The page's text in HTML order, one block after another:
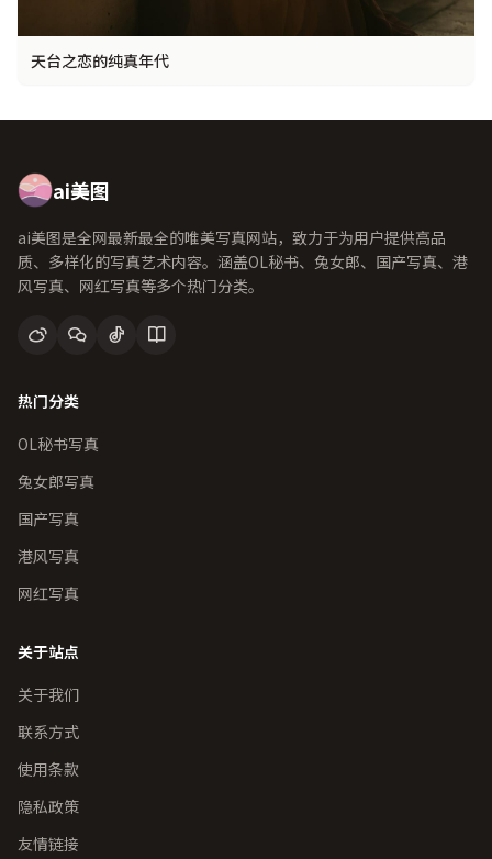
天台之恋的纯真年代
ai美图
ai美图是全网最新最全的唯美写真网站，致力于为用户提供高品
质、多样化的写真艺术内容。涵盖OL秘书、兔女郎、国产写真、港
风写真、网红写真等多个热门分类。
热门分类
OL秘书写真
兔女郎写真
国产写真
港风写真
网红写真
关于站点
关于我们
联系方式
使用条款
隐私政策
友情链接